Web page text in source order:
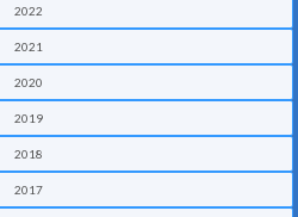
2022
2021
2020
2019
2018
2017